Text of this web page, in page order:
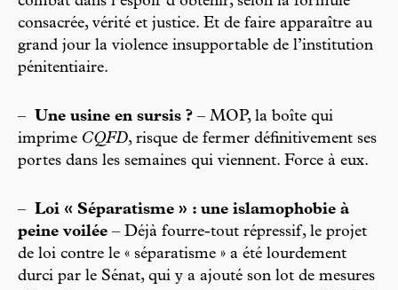
consacrée, vérité et justice. Et de faire apparaître au
grand jour la violence insupportable de l’institution
pénitentiaire.
– Une usine en sursis ? – MOP, la boîte qui
imprime CQFD, risque de fermer définitivement ses
portes dans les semaines qui viennent. Force à eux.
– Loi « Séparatisme » : une islamophobie à
peine voilée – Déjà fourre-tout répressif, le projet
de loi contre le « séparatisme » a été lourdement
durci par le Sénat, qui y a ajouté son lot de mesures